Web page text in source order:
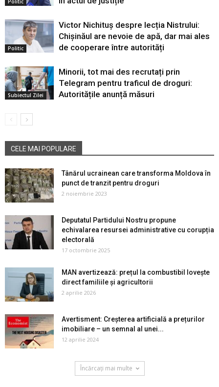
Politic
Politic
Victor Nichituș despre lecția Nistrului:
Chișinăul are nevoie de apă, dar mai ales
de cooperare între autorități
Subiectul Zilei
Minorii, tot mai des recrutați prin
Telegram pentru traficul de droguri:
Autoritățile anunță măsuri
CELE MAI POPULARE
Tânărul ucrainean care transforma Moldova în
punct de tranzit pentru droguri
2 noiembrie 2023
Deputatul Partidului Nostru propune
echivalarea resursei administrative cu corupția
electorală
17 octombrie 2025
MAN avertizează: prețul la combustibil lovește
direct familiile și agricultorii
2 aprilie 2026
Avertisment: Creșterea artificială a prețurilor
imobiliare – un semnal al unei...
12 aprilie 2024
Încărcați mai multe